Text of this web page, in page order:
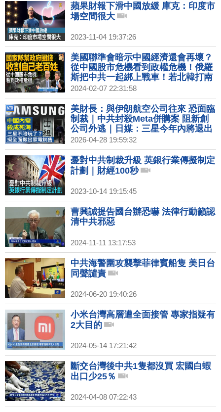
大破解 【2024年2月28日】
蘋果財報下滑中國放緩 庫克：印度市
場空間很大
2023-11-04 19:37:26
美國聯準會暗示中國經濟還會再壞？
從中國股市危機看到政權危機！俄羅
斯把中共一起綁上戰車！若北韓打南
韓 台灣必須嚴重關切！2024如果川
普勝出？｜明居正｜吳嘉隆｜新聞大
破解 【2024年2月7日】
2024-02-07 22:31:58
美財長：與伊朗航空公司往來 恐面臨
制裁｜中共封殺Meta併購案 阻新創
公司外逃｜日媒：三星今年內將退出
中國電視與家電銷售│蘋果或面臨380
億罰款 印度反壟斷案關鍵聽證
2026-04-28 19:59:32
憂對中共制裁升級 英銀行業傳擬制定
計劃｜財經100秒
2023-10-14 19:15:45
曹興誠提告國台辦恐嚇 法律行動籲認
清中共邪惡
2024-11-11 13:17:53
中共海警圍攻襲擊菲律賓船隻 美日台
同聲譴責
2024-06-20 19:40:26
小米台灣高層遭全面接管 專家指疑有
2大目的
2024-05-14 17:21:42
斷交台灣後中共1隻都沒買 宏國白蝦
出口少25％
2024-04-08 07:22:43